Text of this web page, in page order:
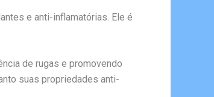
e anti-inflamatórias. Ele é
de rugas e promovendo
suas propriedades anti-